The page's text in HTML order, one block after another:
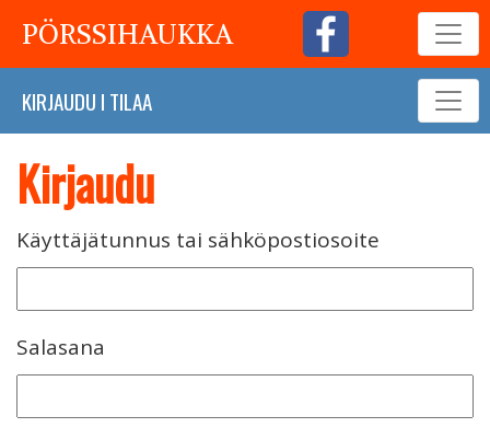
PÖRSSIHAUKKA
KIRJAUDU I TILAA
Kirjaudu
Käyttäjätunnus tai sähköpostiosoite
Salasana